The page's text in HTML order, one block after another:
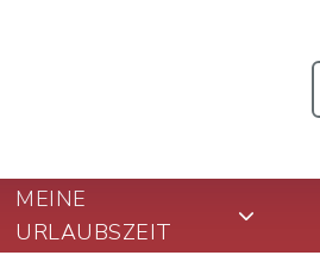
MEINE
URLAUBSZEIT